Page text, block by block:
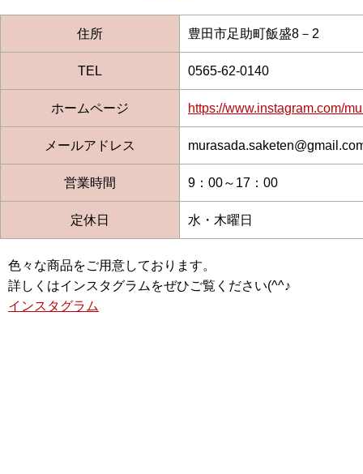
住所 豊田市足助町飯盛8－2
TEL 0565-62-0140
ホームページ https://www.instagram.com/
メールアドレス
営業時間 9：00～17：00
定休日 水・木曜日
色々な商品をご用意しております。
詳しくはインスタグラムをぜひご覧ください(^^♪
インスタグラム